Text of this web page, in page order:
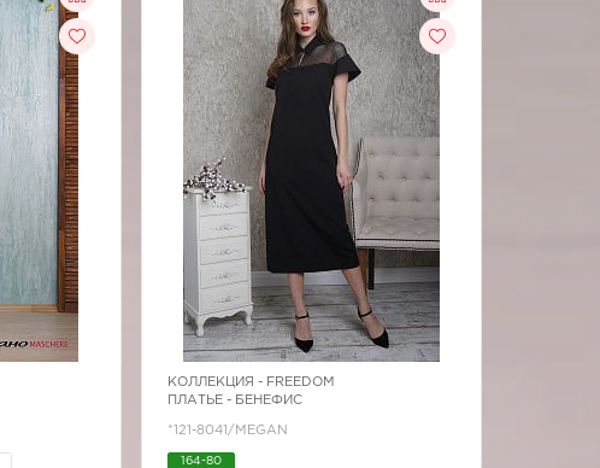
КОЛЛЕКЦИЯ - FREEDOM
ПЛАТЬЕ - БЕНЕФИС
*121-8041/MEGAN
164-80